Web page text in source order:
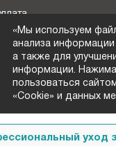
+7 (3852) 72-
Заказать звонок
уход
«Мы используем
анализа информации
а также для
информации.
пользоваться
«Cookie» и данных